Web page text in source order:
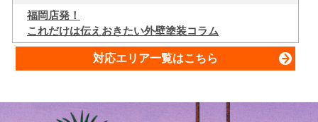
福岡店発！
これだけは伝えおきたい外壁塗装コラム
対応エリア一覧はこちら